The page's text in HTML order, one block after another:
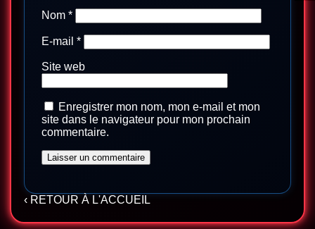
Nom *
E-mail *
Site web
Enregistrer mon nom, mon e-mail et mon
site dans le navigateur pour mon prochain
commentaire.
‹ RETOUR À L'ACCUEIL